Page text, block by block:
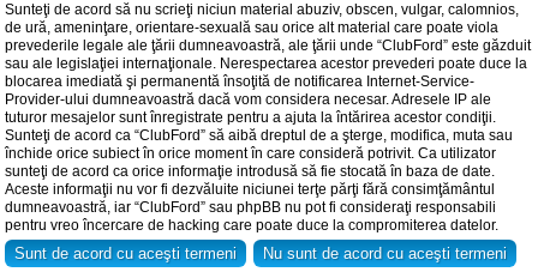
Sunteţi de acord să nu scrieţi niciun material abuziv, obscen, vulgar, calomnios,
de ură, ameninţare, orientare-sexuală sau orice alt material care poate viola
prevederile legale ale ţării dumneavoastră, ale ţării unde “ClubFord” este găzduit
sau ale legislaţiei internaţionale. Nerespectarea acestor prevederi poate duce la
blocarea imediată şi permanentă însoţită de notificarea Internet-Service-
Provider-ului dumneavoastră dacă vom considera necesar. Adresele IP ale
tuturor mesajelor sunt înregistrate pentru a ajuta la întărirea acestor condiţii.
Sunteţi de acord ca “ClubFord” să aibă dreptul de a şterge, modifica, muta sau
închide orice subiect în orice moment în care consideră potrivit. Ca utilizator
sunteţi de acord ca orice informaţie introdusă să fie stocată în baza de date.
Aceste informaţii nu vor fi dezvăluite niciunei terţe părţi fără consimţământul
dumneavoastră, iar “ClubFord” sau phpBB nu pot fi consideraţi responsabili
pentru vreo încercare de hacking care poate duce la compromiterea datelor.